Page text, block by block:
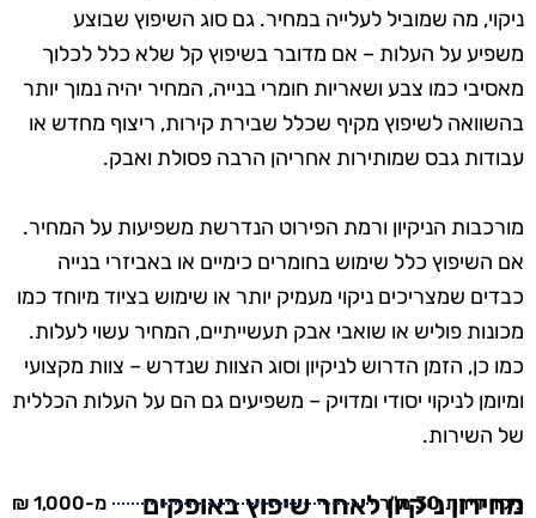
ניקוי, מה שמוביל לעלייה במחיר. גם סוג השיפוץ שבוצע
משפיע על העלות – אם מדובר בשיפוץ קל שלא כלל לכלוך
מאסיבי כמו צבע ושאריות חומרי בנייה, המחיר יהיה נמוך יותר
בהשוואה לשיפוץ מקיף שכלל שבירת קירות, ריצוף מחדש או
עבודות גבס שמותירות אחריהן הרבה פסולת ואבק.
מורכבות הניקיון ורמת הפירוט הנדרשת משפיעות על המחיר.
אם השיפוץ כלל שימוש בחומרים כימיים או באביזרי בנייה
כבדים שמצריכים ניקוי מעמיק יותר או שימוש בציוד מיוחד כמו
מכונות פוליש או שואבי אבק תעשייתיים, המחיר עשוי לעלות.
כמו כן, הזמן הדרוש לניקיון וסוג הצוות שנדרש – צוות מקצועי
ומיומן לניקוי יסודי ומדויק – משפיעים גם הם על העלות הכללית
של השירות.
מחירון ניקיון לאחר שיפוץ באופקים
ניקוי דירת 30 מ"ר מ-1,000 ₪